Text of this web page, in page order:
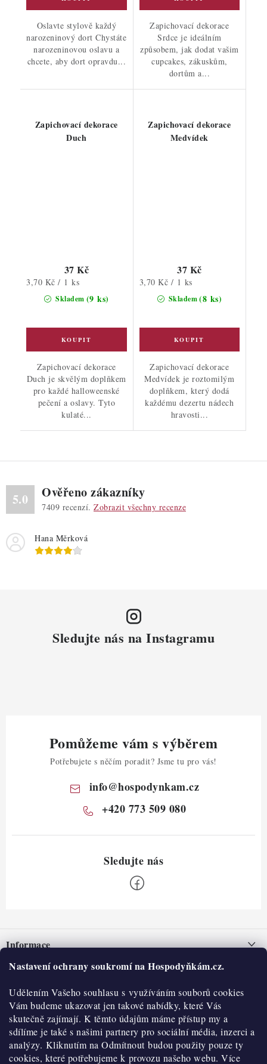
Nastavení ochrany soukromí na Hospodyňkám.cz.
Udělením Vašeho souhlasu s využíváním souborů cookies
Vám budeme ukazovat jen takové nabídky, které Vás
skutečně zajímají. K těmto údajům máme přístup my a
sdílíme je také s našimi partnery pro sociální média, inzerci a
analýzy. Kliknutím na Odmítnout budou použity pouze ty
cookies, které potřebujeme k provozu našeho webu. Více
Oslavte stylově každý
narozeninový dort Chystáte
narozeninovou oslavu a
chcete, aby dort opravdu...
Zapichovací dekorace
Srdce je ideálním
způsobem, jak dodat vašim
cupcakes, zákuskům,
dortům a...
Zapichovací dekorace
Duch
Skladem (9 ks)
37 Kč
Měrná
3,70 Kč / 1 ks
Zapichovací dekorace
Duch je skvělým doplňkem
pro každé halloweenské
pečení a oslavy. Tyto
kulaté...
Zapichovací dekorace
Medvídek
Skladem(8 ks)
37 Kč
Měrná
3,70 Kč / 1 ks
Zapichovací dekorace
Medvídek je roztomilým
doplňkem, který dodá
každému dezertu nádech
hravosti...
5.0 Ověřeno zákazníky
7409 recenzí. Zobrazit všechny recenze
Hana Měrková
Sledujte nás na Instagramu
Pomůžeme vám s výběrem
Potřebujete s něčím poradit? Jsme tu pro vás!
info@hospodynkam.cz
+420 773 509 080
pInformace
Nepřevzetí zásilky na dobírku
Obchodní podmínky
Hodnocení obchodu
Blog
Moje objednávka
O nás
Historie
Kontakty
O nákupu
Reklamace a vratky
Výdejní místa